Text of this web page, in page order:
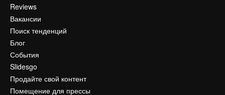
Reviews
Вакансии
Поиск тенденций
Блог
События
Slidesgo
Продайте свой контент
Помещение для прессы